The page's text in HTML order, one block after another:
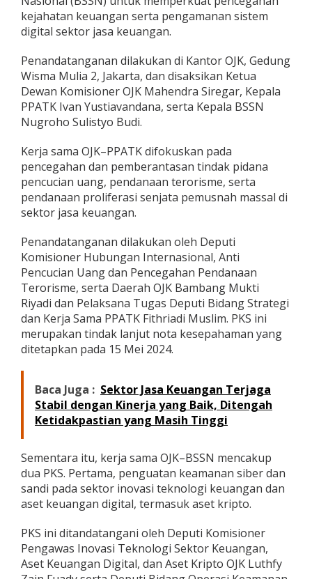
w
a
s
n
K
e
a
h
t
a
n
K
e
u
n
g
a
n
d
a
n
S
b
kejahatan keuangan serta pengamanan sistem
digital sektor jasa keuangan.
Penandatanganan dilakukan di Kantor OJK, Gedung
Wisma Mulia 2, Jakarta, dan disaksikan Ketua
Dewan Komisioner OJK Mahendra Siregar, Kepala
PPATK Ivan Yustiavandana, serta Kepala BSSN
Nugroho Sulistyo Budi.
Kerja sama OJK–PPATK difokuskan pada
pencegahan dan pemberantasan tindak pidana
pencucian uang, pendanaan terorisme, serta
pendanaan proliferasi senjata pemusnah massal di
sektor jasa keuangan.
Penandatanganan dilakukan oleh Deputi
Komisioner Hubungan Internasional, Anti
Pencucian Uang dan Pencegahan Pendanaan
Terorisme, serta Daerah OJK Bambang Mukti
Riyadi dan Pelaksana Tugas Deputi Bidang Strategi
dan Kerja Sama PPATK Fithriadi Muslim. PKS ini
merupakan tindak lanjut nota kesepahaman yang
ditetapkan pada 15 Mei 2024.
Baca Juga : Sektor Jasa Keuangan Terjaga
Stabil dengan Kinerja yang Baik, Ditengah
Ketidakpastian yang Masih Tinggi
Sementara itu, kerja sama OJK–BSSN mencakup
dua PKS. Pertama, penguatan keamanan siber dan
sandi pada sektor inovasi teknologi keuangan dan
aset keuangan digital, termasuk aset kripto.
PKS ini ditandatangani oleh Deputi Komisioner
Pengawas Inovasi Teknologi Sektor Keuangan,
Aset Keuangan Digital, dan Aset Kripto OJK Luthfy